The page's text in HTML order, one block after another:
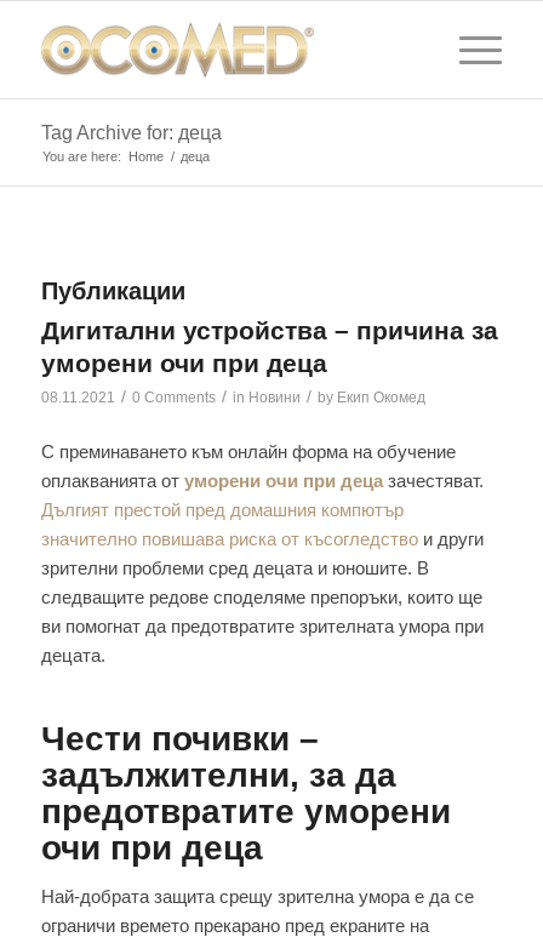
Tag Archive for: деца
You are here: Home / деца
Публикации
Дигитални устройства – причина за
уморени очи при деца
08.11.2021 / 0 Comments / in Новини / by Екип Окомед
С преминаването към онлайн форма на обучение
оплакванията от уморени очи при децазачестяват.
Дългият престой пред домашния компютър
значително повишава риска от късогледствои други
зрителни проблеми сред децата и юношите. В
следващите редове споделяме препоръки, които ще
ви помогнат да предотвратите зрителната умора при
децата.
Чести почивки –
задължителни, за да
предотвратите уморени
очи при деца
Най-добрата защита срещу зрителна умора е да се
ограничи времето прекарано пред екраните на